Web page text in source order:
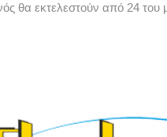
θα εκτελεστούν από 24 του